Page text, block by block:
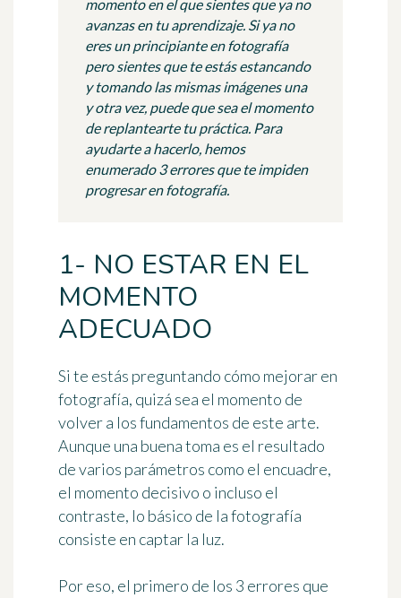
momento en el que sientes que ya no
avanzas en tu aprendizaje. Si ya no
eres un principiante en fotografía
pero sientes que te estás estancando
y tomando las mismas imágenes una
y otra vez, puede que sea el momento
de replantearte tu práctica. Para
ayudarte a hacerlo, hemos
enumerado 3 errores que te impiden
progresar en fotografía.
1- NO ESTAR EN EL
MOMENTO
ADECUADO
Si te estás preguntando cómo mejorar en
fotografía, quizá sea el momento de
volver a los fundamentos de este arte.
Aunque una buena toma es el resultado
de varios parámetros como el encuadre,
el momento decisivo o incluso el
contraste, lo básico de la fotografía
consiste en captar la luz.
Por eso, el primero de los 3 errores que